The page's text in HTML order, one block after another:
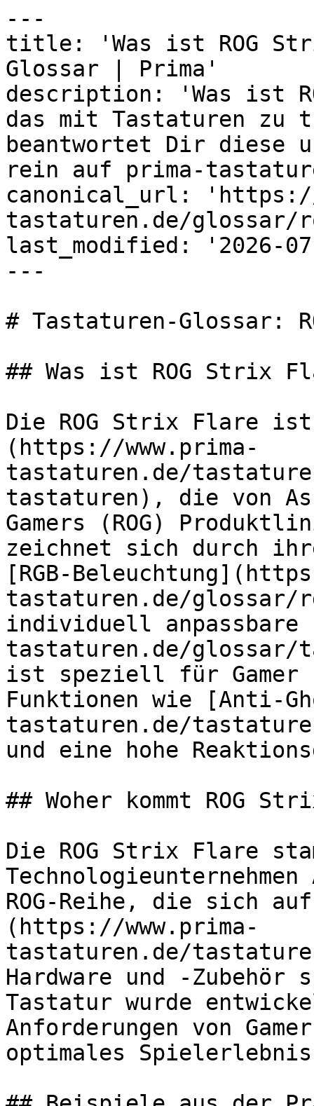
---
title: 'Was ist ROG
Glossar | Prima'
description: 'Was ist
das mit Tastaturen zu
beantwortet Dir diese
rein auf prima-
canonical_url: 'https://
tastaturen.de/
last_modified: '2026-
---
# Tastaturen-Glossar:
## Was ist ROG Strix
Die ROG Strix Flare
(https://www.prima-
tastaturen.de/
tastaturen), die von
Gamers (ROG)
zeichnet sich durch
[RGB-
tastaturen.de/glossar/
individuell anpassbare
tastaturen.de/glossar/
ist speziell für Gamer
Funktionen wie [Anti-
tastaturen.de/
und eine hohe
## Woher kommt ROG
Die ROG Strix Flare
ROG-Reihe, die sich
(https://www.prima-
tastaturen.de/
Hardware und -
Tastatur wurde
Anforderungen von
optimales